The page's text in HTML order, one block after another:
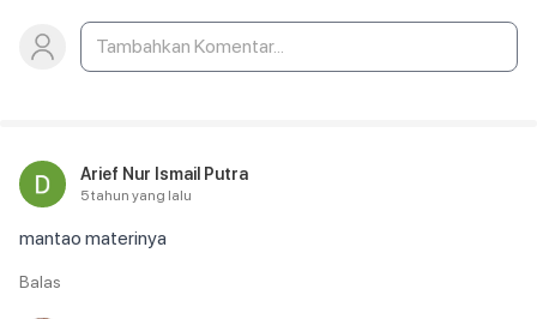
Arief Nur Ismail Putra
5 tahun yang lalu
mantao materinya
Balas